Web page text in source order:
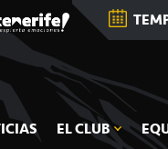
EL CLUB